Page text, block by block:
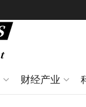
财经产业